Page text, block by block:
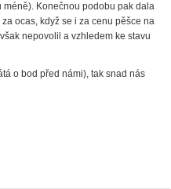
Konečnou podobu pak dala
ocas, když se i za cenu pěšce na
nepovolil a vzhledem ke stavu
o bod před námi), tak snad nás